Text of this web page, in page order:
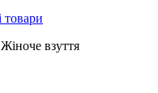
Жіноче взуття